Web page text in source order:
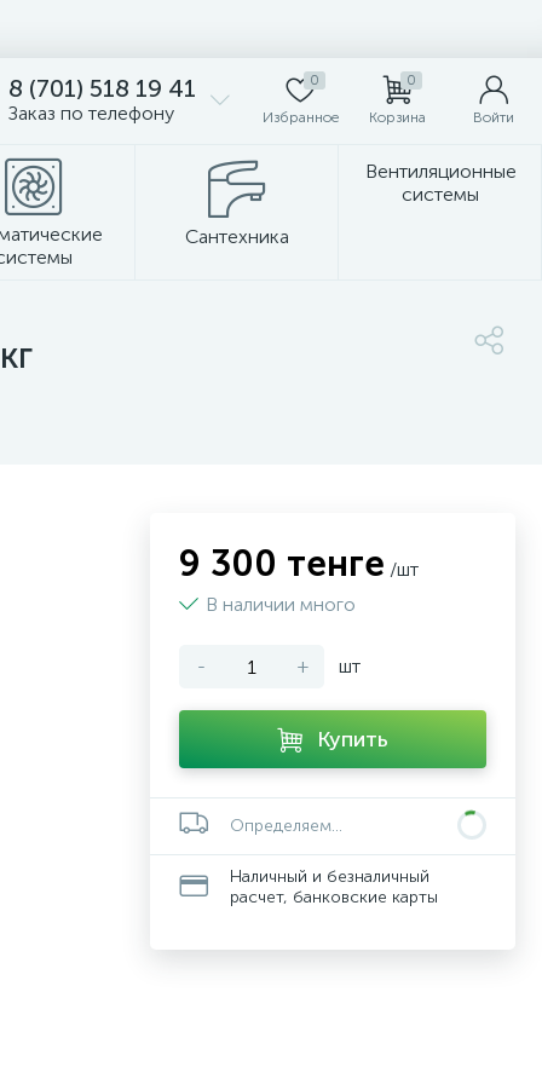
8 (701) 518 19 41
Заказ по телефону
0
Избранное
0
Корзина Войти
Сантехника
Вентиляционные
системы
9 300 тенге /шт
В наличии много
- + шт
Купить
Определяем...
Наличный и безналичный
расчет, банковские карты